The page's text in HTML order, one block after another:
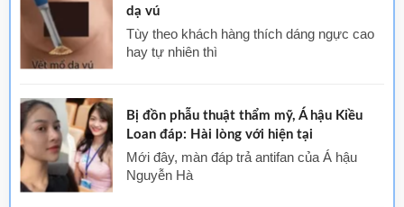
dạ vú
Tùy theo khách hàng thích dáng ngực cao
hay tự nhiên thì
Bị đồn phẫu thuật thẩm mỹ, Á hậu Kiều
Loan đáp: Hài lòng với hiện tại
Mới đây, màn đáp trả antifan của Á hậu
Nguyễn Hà